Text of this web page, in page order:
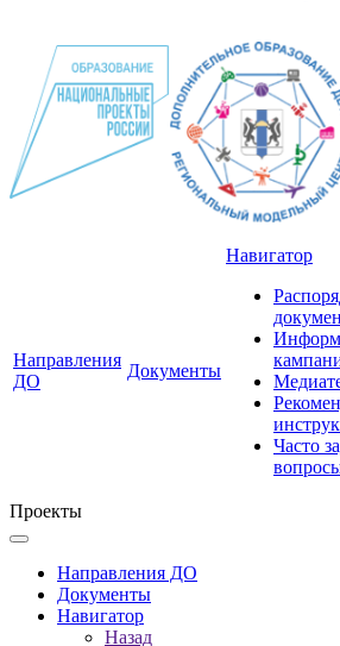
Направления
ДО
Документы
Навигатор
Часто
Проекты
Направления ДО
Документы
Навигатор
Назад